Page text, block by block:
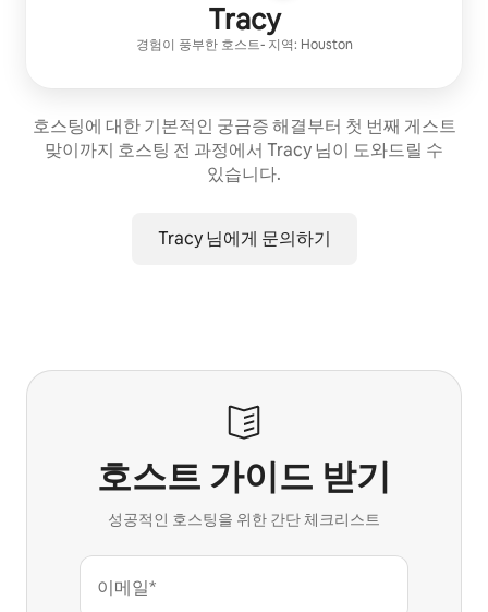
Tracy
경험이 풍부한 호스트- 지역: Houston
호스팅에 대한 기본적인 궁금증 해결부터 첫 번째 게스트
맞이까지 호스팅 전 과정에서 Tracy 님이 도와드릴 수
있습니다.
Tracy 님에게 문의하기
호스트 가이드 받기
성공적인 호스팅을 위한 간단 체크리스트
이메일*